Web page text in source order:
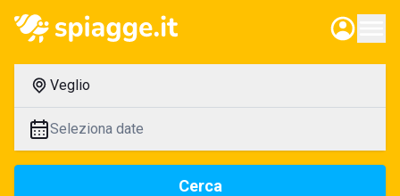
Veglio
Seleziona date
Cerca